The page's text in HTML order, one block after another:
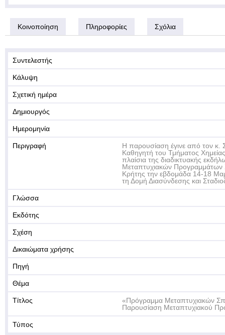
Κοινοποίηση Πληροφορίες Σχόλια
Συντελεστής
Κάλυψη
Σχετική ημέρα
Δημιουργός
Ημερομηνία
Περιγραφή
Η παρουσίαση έγινε από τον κ.
Καθηγητή του Τμήματος
πλαίσια της διαδικτυακής
Μεταπτυχιακών
Κρήτης την εβδομάδα 14-18
τη Δομή Διασύνδεσης και
Γλώσσα
Εκδότης
Σχέση
Δικαιώματα χρήσης
Πηγή
Θέμα
Τίτλος
«Πρόγραμμα Μεταπτυχιακών
Παρουσίαση Μεταπτυχιακού
Τύπος